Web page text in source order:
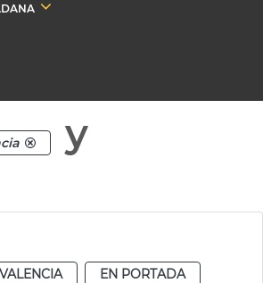
y
VALENCIA
EN PORTADA